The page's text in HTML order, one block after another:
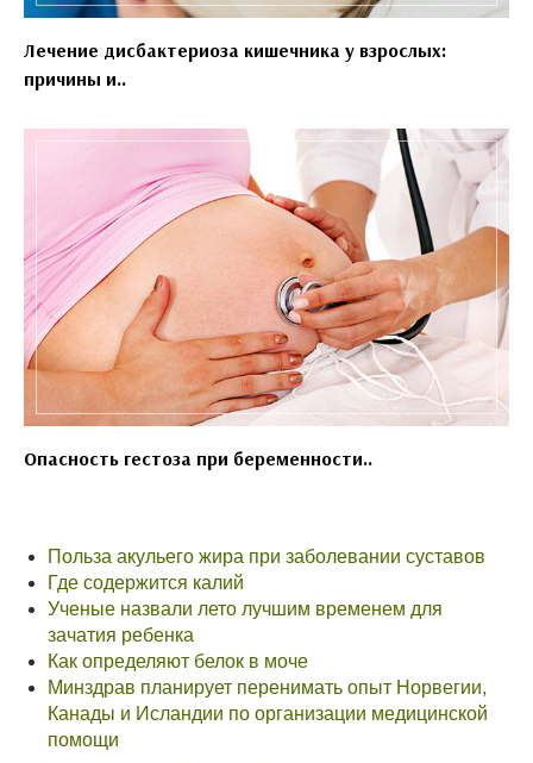
Лечение дисбактериоза кишечника у взрослых:
причины и..
Опасность гестоза при беременности..
Польза акульего жира при заболевании суставов
Где содержится калий
Ученые назвали лето лучшим временем для
зачатия ребенка
Как определяют белок в моче
Минздрав планирует перенимать опыт Норвегии,
Канады и Исландии по организации медицинской
помощи